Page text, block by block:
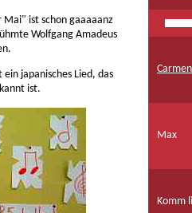
Carmen
Max
Komm
Mai" ist schon gaaaaanz
Wolfgang Amadeus
japanisches Lied, das
ist.